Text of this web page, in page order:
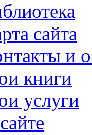
сайта
и о
книги
услуги